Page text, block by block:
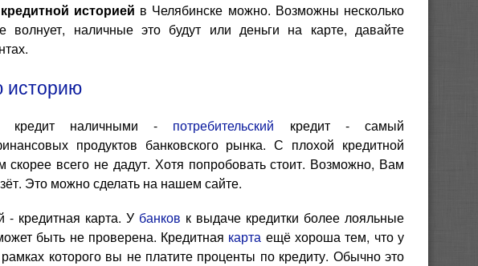
историей в Челябинске можно. Возможны несколько
волнует, наличные это будут или деньги на карте, давайте
историю
кредит наличными - потребительский кредит - самый
продуктов банковского рынка. С плохой кредитной
скорее всего не дадут. Хотя попробовать стоит. Возможно, Вам
Это можно сделать на нашем сайте.
- кредитная карта. У банков к выдаче кредитки более лояльные
быть не проверена. Кредитная карта ещё хороша тем, что у
которого вы не платите проценты по кредиту. Обычно это